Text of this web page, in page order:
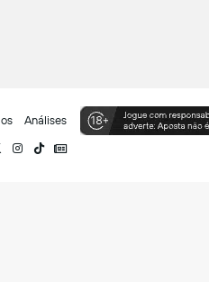
Análises
X Instagram
TikTokSiga-